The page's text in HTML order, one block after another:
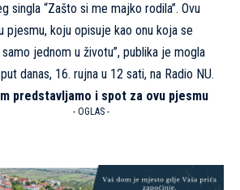
singla “Zašto si me majko rodila”. Ovu
pjesmu, koju opisuje kao onu koja se
samo jednom u životu”, publika je mogla
danas, 16. rujna u 12 sati, na Radio NU.
predstavljamo i spot za ovu pjesmu
- OGLAS -